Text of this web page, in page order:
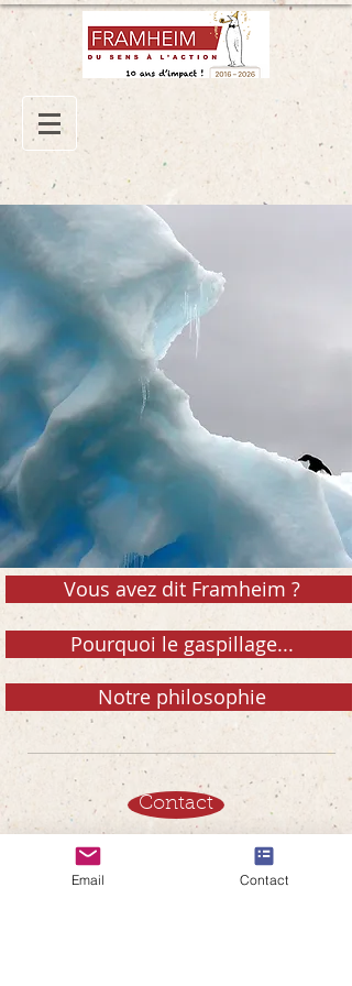
Vous avez dit Framheim ?
Pourquoi le gaspillage...
Notre philosophie
Contact
Email Contact